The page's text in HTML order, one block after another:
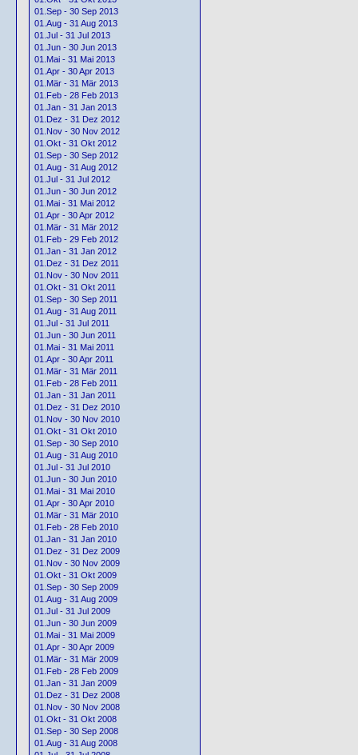
01.Sep - 30 Sep 2013
01.Aug - 31 Aug 2013
01.Jul - 31 Jul 2013
01.Jun - 30 Jun 2013
01.Mai - 31 Mai 2013
01.Apr - 30 Apr 2013
01.Mär - 31 Mär 2013
01.Feb - 28 Feb 2013
01.Jan - 31 Jan 2013
01.Dez - 31 Dez 2012
01.Nov - 30 Nov 2012
01.Okt - 31 Okt 2012
01.Sep - 30 Sep 2012
01.Aug - 31 Aug 2012
01.Jul - 31 Jul 2012
01.Jun - 30 Jun 2012
01.Mai - 31 Mai 2012
01.Apr - 30 Apr 2012
01.Mär - 31 Mär 2012
01.Feb - 29 Feb 2012
01.Jan - 31 Jan 2012
01.Dez - 31 Dez 2011
01.Nov - 30 Nov 2011
01.Okt - 31 Okt 2011
01.Sep - 30 Sep 2011
01.Aug - 31 Aug 2011
01.Jul - 31 Jul 2011
01.Jun - 30 Jun 2011
01.Mai - 31 Mai 2011
01.Apr - 30 Apr 2011
01.Mär - 31 Mär 2011
01.Feb - 28 Feb 2011
01.Jan - 31 Jan 2011
01.Dez - 31 Dez 2010
01.Nov - 30 Nov 2010
01.Okt - 31 Okt 2010
01.Sep - 30 Sep 2010
01.Aug - 31 Aug 2010
01.Jul - 31 Jul 2010
01.Jun - 30 Jun 2010
01.Mai - 31 Mai 2010
01.Apr - 30 Apr 2010
01.Mär - 31 Mär 2010
01.Feb - 28 Feb 2010
01.Jan - 31 Jan 2010
01.Dez - 31 Dez 2009
01.Nov - 30 Nov 2009
01.Okt - 31 Okt 2009
01.Sep - 30 Sep 2009
01.Aug - 31 Aug 2009
01.Jul - 31 Jul 2009
01.Jun - 30 Jun 2009
01.Mai - 31 Mai 2009
01.Apr - 30 Apr 2009
01.Mär - 31 Mär 2009
01.Feb - 28 Feb 2009
01.Jan - 31 Jan 2009
01.Dez - 31 Dez 2008
01.Nov - 30 Nov 2008
01.Okt - 31 Okt 2008
01.Sep - 30 Sep 2008
01.Aug - 31 Aug 2008